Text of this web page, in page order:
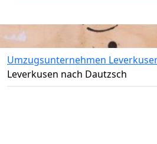
Umzugsunternehmen
Leverkusen nach Dautzsch